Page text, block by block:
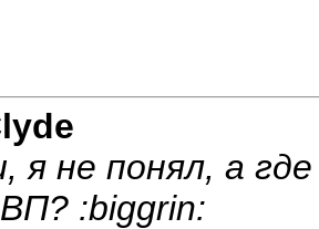
я не понял, а
:biggrin: